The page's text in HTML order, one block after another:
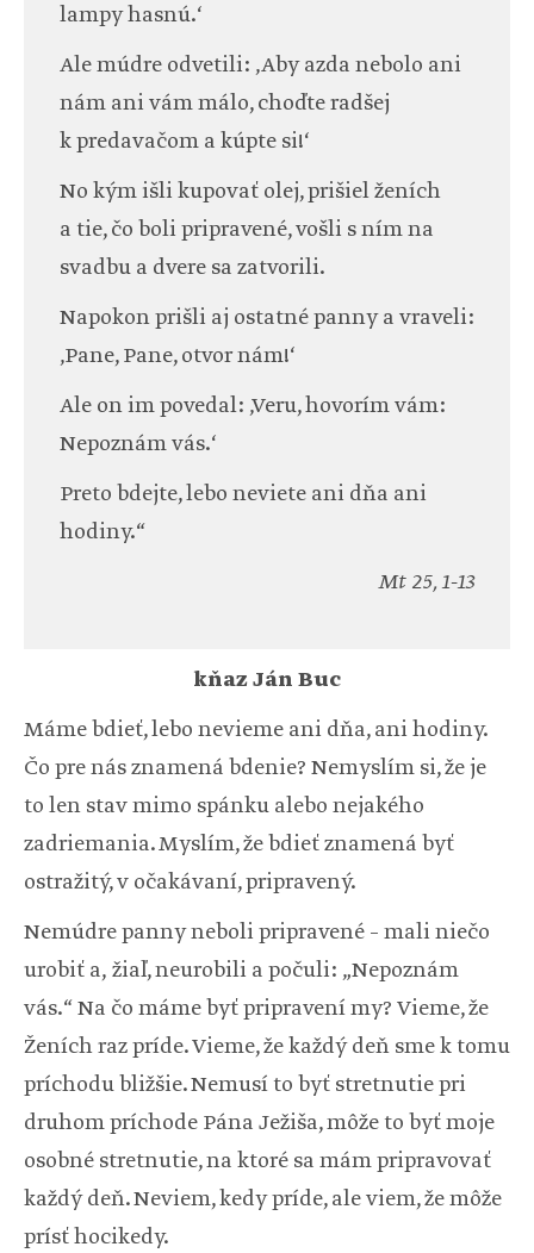
lampy hasnú.‘
Ale múdre odvetili: ‚Aby azda nebolo ani
nám ani vám málo, choďte radšej
k predavačom a kúpte si!‘
No kým išli kupovať olej, prišiel ženích
a tie, čo boli pripravené, vošli s ním na
svadbu a dvere sa zatvorili.
Napokon prišli aj ostatné panny a vraveli:
‚Pane, Pane, otvor nám!‘
Ale on im povedal: ‚Veru, hovorím vám:
Nepoznám vás.‘
Preto bdejte, lebo neviete ani dňa ani
hodiny.“
Mt 25, 1-13
kňaz Ján Buc
Máme bdieť, lebo nevieme ani dňa, ani hodiny.
Čo pre nás znamená bdenie? Nemyslím si, že je
to len stav mimo spánku alebo nejakého
zadriemania. Myslím, že bdieť znamená byť
ostražitý, v očakávaní, pripravený.
Nemúdre panny neboli pripravené – mali niečo
urobiť a, žiaľ, neurobili a počuli: „Nepoznám
vás.“ Na čo máme byť pripravení my? Vieme, že
Ženích raz príde. Vieme, že každý deň sme k tomu
príchodu bližšie. Nemusí to byť stretnutie pri
druhom príchode Pána Ježiša, môže to byť moje
osobné stretnutie, na ktoré sa mám pripravovať
každý deň. Neviem, kedy príde, ale viem, že môže
prísť hocikedy.